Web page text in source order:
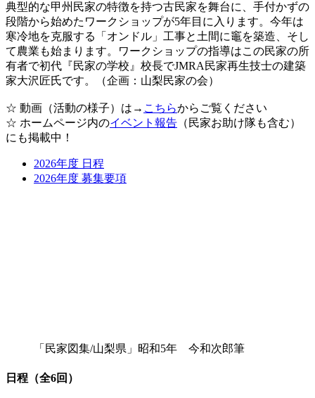
典型的な甲州民家の特徴を持つ古民家を舞台に、手付かずの
段階から始めたワークショップが5年目に入ります。今年は
寒冷地を克服する「オンドル」工事と土間に竈を築造、そし
て農業も始まります。ワークショップの指導はこの民家の所
有者で初代『民家の学校』校長でJMRA民家再生技士の建築
家大沢匠氏です。（企画：山梨民家の会）
☆ 動画（活動の様子）は→ こちらからご覧ください
☆ ホームページ内のイベント報告 （民家お助け隊も含む）
にも掲載中！
2026年度 日程
2026年度 募集要項
「民家図集/山梨県」昭和5年 今和次郎筆
日程（全6回）